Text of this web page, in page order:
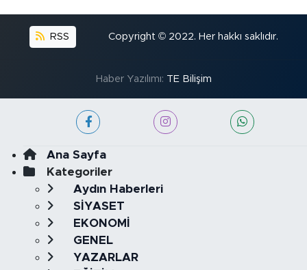
RSS Copyright © 2022. Her hakkı saklıdır.
Haber Yazılımı: TE Bilişim
Ana Sayfa
Kategoriler
Aydın Haberleri
SİYASET
EKONOMİ
GENEL
YAZARLAR